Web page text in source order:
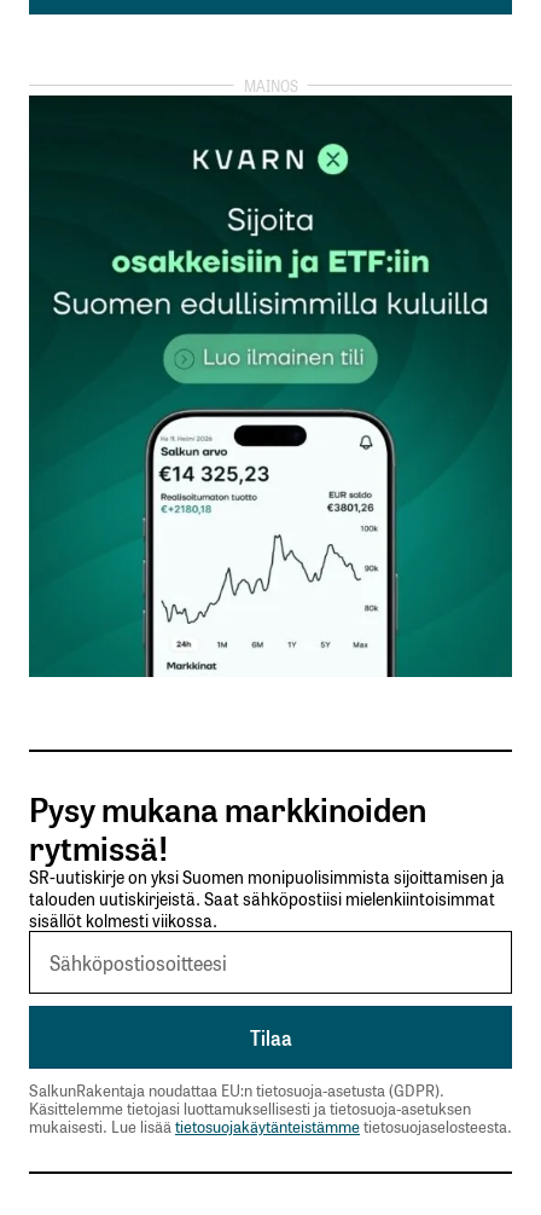
Katso kommentit (1)
työvoimanpiirissä olevista. Marinin hallituksen
siitä 75 % työssä, työvoiman piirissä olevien määrä
nousi Orpon hallituksen aikana ainakin jossain
70%. Kauppatase on kuitenkin tasapainottunut
Orpon hallituksen aikana ja näin velkaantuminen
vähentynyt kun bkt suunnilleen kattaa kulutuksen
arvon. Kannattaa ostaa Suomessa tehtyä ja säästää
tuonnissa sekä laittaa roskat roskapönttöön ja
sulkea roskapönttöt lisäksi maksaa velkaa pois jos
Kalle Paloheimo
29.9.2025 at 13:47
rekisteröityä
Sähköpostiosoitettasi ei julkaista.
kentät on merkitty*
Kommentti
Nimesi tai nimimerkkisi*
Sähköpostiosoitteesi*
Pysy mukana markkinoiden
rytmissä!
SR-uutiskirje on yksi Suomen monipuolisimmista sijoittamisen ja
talouden uutiskirjeistä. Saat sähköpostiisi mielenkiintoisimmat
sisällöt kolmesti viikossa.
SalkunRakentaja noudattaa EU:n tietosuoja-asetusta (GDPR).
Käsittelemme tietojasi luottamuksellisesti ja tietosuoja-asetuksen
mukaisesti. Lue lisää tietosuojakäytänteistämmetietosuojaselosteesta.